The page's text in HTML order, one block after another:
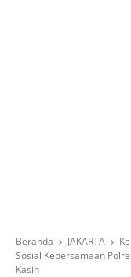
Beranda JAKARTA
Sosial Kebersamaan
Kasih